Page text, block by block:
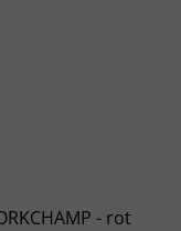
- rot